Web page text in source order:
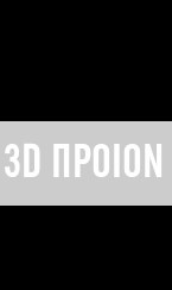
3D ΠΡΟΙΟΝ